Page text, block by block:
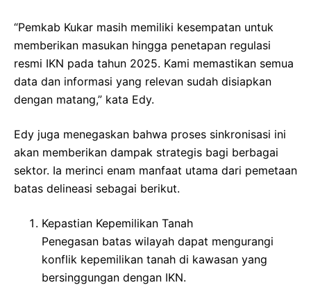
“Pemkab Kukar masih memiliki kesempatan untuk
memberikan masukan hingga penetapan regulasi
resmi IKN pada tahun 2025. Kami memastikan semua
data dan informasi yang relevan sudah disiapkan
dengan matang,” kata Edy.
Edy juga menegaskan bahwa proses sinkronisasi ini
akan memberikan dampak strategis bagi berbagai
sektor. Ia merinci enam manfaat utama dari pemetaan
batas delineasi sebagai berikut.
Kepastian Kepemilikan Tanah
Penegasan batas wilayah dapat mengurangi
konflik kepemilikan tanah di kawasan yang
bersinggungan dengan IKN.